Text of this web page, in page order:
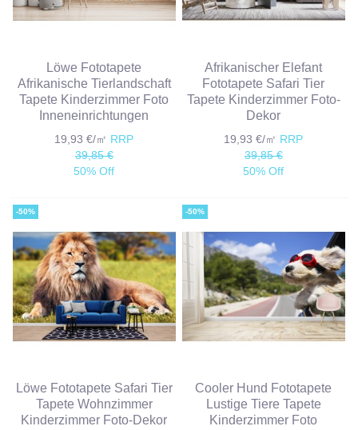
Löwe Fototapete
Afrikanische Tierlandschaft
Tapete Kinderzimmer Foto
Inneneinrichtungen
19,93 €/㎡ RRP
39,85 €
50% Off
Afrikanischer Elefant
Fototapete Safari Tier
Tapete Kinderzimmer Foto-
Dekor
19,93 €/㎡ RRP
39,85 €
50% Off
-50%
Löwe Fototapete Safari Tier
Tapete Wohnzimmer
Kinderzimmer Foto-Dekor
-50%
Cooler Hund Fototapete
Lustige Tiere Tapete
Kinderzimmer Foto